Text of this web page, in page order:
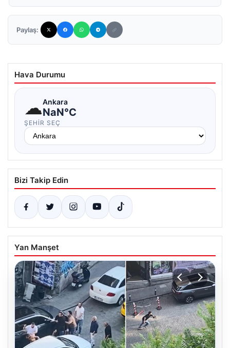
Paylaş:
Hava Durumu
☁Ankara
NaN°C
ŞEHIR SEÇ
Bizi Takip Edin
Yan Manşet